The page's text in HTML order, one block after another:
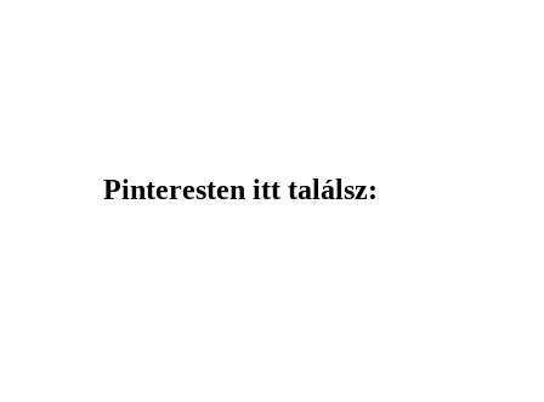
Pinteresten itt találsz: